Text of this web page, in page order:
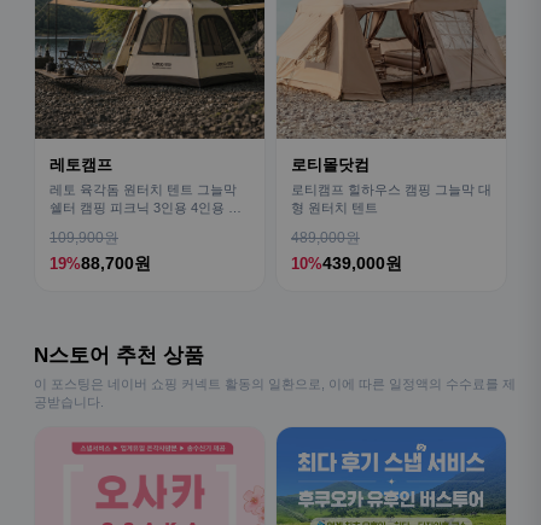
레토캠프
레토 육각돔 원터치 텐트 그늘막
쉘터 캠핑 피크닉 3인용 4인용 패
109,900원
19%88,700원
로티몰닷컴
로티캠프 힐하우스 캠핑 그늘막 대
형 원터치 텐트
489,000원
10%439,000원
N스토어 추천 상품
이 포스팅은 네이버 쇼핑 커넥트 활동의 일환으로, 이에 따른 일정액의 수수료를 제
공받습니다.